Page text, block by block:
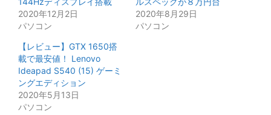
2020年12月2日
パソコン
2020年8月29日
パソコン
【レビュー】GTX 1650搭
載で最安値！ Lenovo
Ideapad S540 (15) ゲーミ
ングエディション
2020年5月13日
パソコン